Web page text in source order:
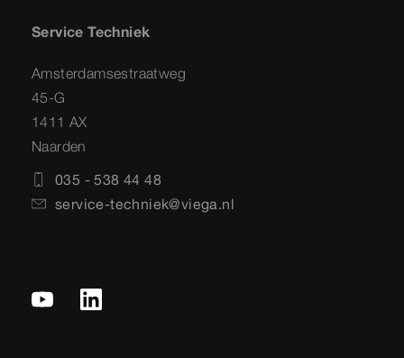
Service Techniek
Amsterdamsestraatweg
45-G
1411 AX
Naarden
035 - 538 44 48
service-techniek@viega.nl